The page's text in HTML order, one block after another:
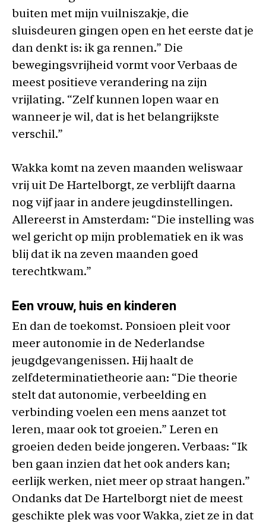
buiten met mijn vuilniszakje, die
sluisdeuren gingen open en het eerste dat je
dan denkt is: ik ga rennen.” Die
bewegingsvrijheid vormt voor Verbaas de
meest positieve verandering na zijn
vrijlating. “Zelf kunnen lopen waar en
wanneer je wil, dat is het belangrijkste
verschil.”
Wakka komt na zeven maanden weliswaar
vrij uit De Hartelborgt, ze verblijft daarna
nog vijf jaar in andere jeugdinstellingen.
Allereerst in Amsterdam: “Die instelling was
wel gericht op mijn problematiek en ik was
blij dat ik na zeven maanden goed
terechtkwam.”
Een vrouw, huis en kinderen
En dan de toekomst. Ponsioen pleit voor
meer autonomie in de Nederlandse
jeugdgevangenissen. Hij haalt de
zelfdeterminatietheorie aan: “Die theorie
stelt dat autonomie, verbeelding en
verbinding voelen een mens aanzet tot
leren, maar ook tot groeien.” Leren en
groeien deden beide jongeren. Verbaas: “Ik
ben gaan inzien dat het ook anders kan;
eerlijk werken, niet meer op straat hangen.”
Ondanks dat De Hartelborgt niet de meest
geschikte plek was voor Wakka, ziet ze in dat